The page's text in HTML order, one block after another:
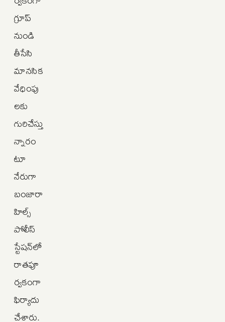
గ్రూప్
నుండి
తీసేసి
మానసిక
వేధింపు
లకు
గురిచేస్తు
న్నారం
టూ
నేరుగా
బంజారా
హిల్స్
పోలీస్
స్టేషన్‌లో
రాతపూ
ర్వకంగా
ఫిర్యాదు
చేశారు.